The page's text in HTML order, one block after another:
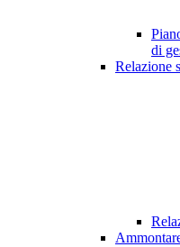
di
Relazione